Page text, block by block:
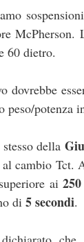
McPherson.
60 dietro.
dovrebbe
peso/potenza
della
cambio Tct.
ai
di 5 secondi.